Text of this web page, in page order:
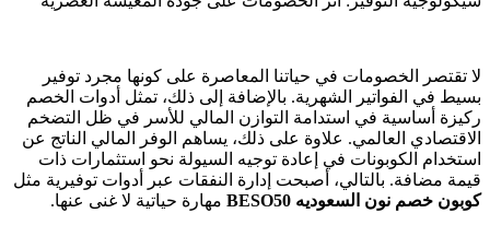
لا تقتصر الخصومات في حياتنا المعاصرة على كونها مجرد توفير
بسيط في الفواتير الشهرية. بالإضافة إلى ذلك، تمثل أدوات الخصم
ركيزة أساسية في استدامة التوازن المالي للأسر في ظل التضخم
الاقتصادي العالمي. علاوة على ذلك، يساهم الوفر المالي الناتج عن
استخدام الكوبونات في إعادة توجيه السيولة نحو استثمارات ذات
قيمة مضافة. بالتالي، أصبحت إدارة النفقات عبر أدوات توفيرية مثل
كوبون خصم نون السعوديه BESO50
مهارة حياتية لا غنى عنها.